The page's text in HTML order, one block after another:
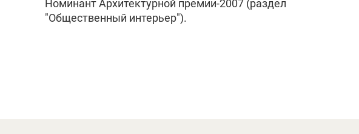
Номинант Архитектурной премии-2007 (раздел
"Общественный интерьер").